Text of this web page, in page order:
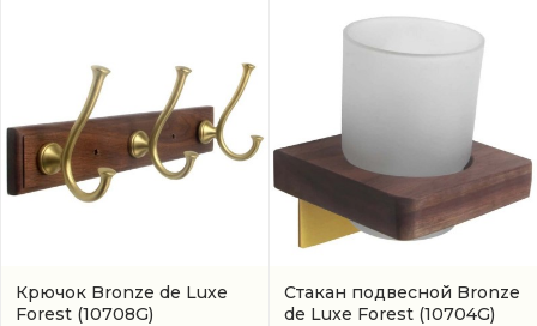
Крючок Bronze de Luxe
Forest (10708G)
Стакан подвесной Bronze
de Luxe Forest (10704G)